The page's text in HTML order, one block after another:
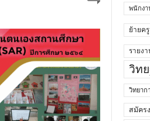
พนักงา
ย้ายครู
รายงา
วิท
วิทยาก
สมัคร